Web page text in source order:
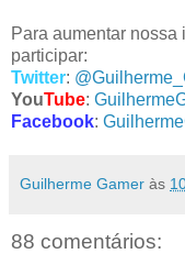
Para aumentar
participar:
Twitter:
YouTube:
Facebook:
Guilherme Gamer às
88 comentários: